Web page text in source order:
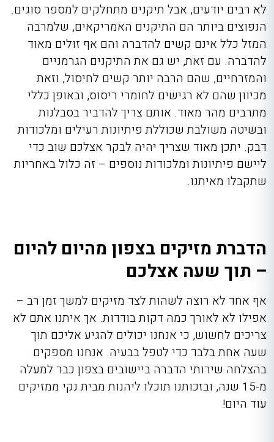
לא רבים יודעים, אבל תיקנים מתחלקים למספר סוגים.
הנפוצים ביותר הם התיקנים האמריקאים, שלמרבה
המזל כלל אינם קשים להדברה והם אף זולים מאוד
להדברה. עם זאת, יש גם את התיקנים הגרמניים
והמזרחיים, שהם הרבה יותר קשים לחיסול, וזאת
מכיוון שהם לא רגישים לחומרי ריסוס, ובאופן כללי
מתרבים מהר מאוד. אותם צריך להדביר בסבלנות
ובשיטה משולבת שכוללת פיתיונות רעילים ומלכודות
דבק. יתכן מאוד שצריך יהיה לבקר אצלכם שוב כדי
ליישם פיתיונות ומלכודות נוספים – זה כלול באחריות
שתקבלו מאיתנו.
הדברת מזיקים בצפון מהיום להיום
– תוך שעה אצלכם
אף אחד לא רוצה לשהות לצד מזיקים למשך זמן רב –
אפילו לא לאורך כמה דקות בודדות. אך איתנו אתם לא
צריכים לחשוש, כי אנחנו יכולים להגיע אליכם תוך
שעה אחת בלבד כדי לטפל בבעיה. אנחנו מספקים
בהצלחה שירותי הדברה ביישובים בצפון כבר למעלה
מ-15 שנה, ובזכותנו תוכלו ליהנות מבית נקי ממזיקים
עוד היום!